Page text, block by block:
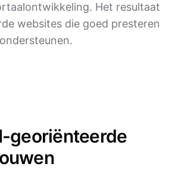
Het resultaat
websites die goed presteren
georiënteerde